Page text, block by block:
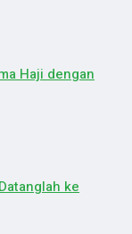
Haji dengan
ke